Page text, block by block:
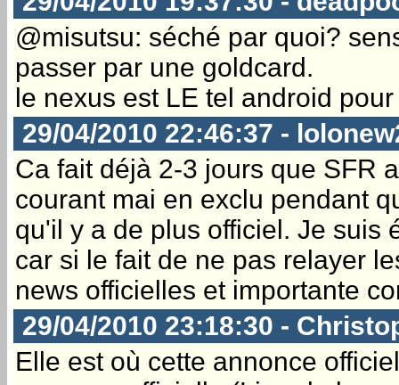
@misutsu: séché par quoi?
passer par une goldcard.
le nexus est LE tel android
29/04/2010 22:46:37 -
Ca fait déjà 2-3 jours que SFR
courant mai en exclu pendant
qu'il y a de plus officiel. Je suis
car si le fait de ne pas relayer
news officielles et importante
29/04/2010 23:18:30 -
Elle est où cette annonce